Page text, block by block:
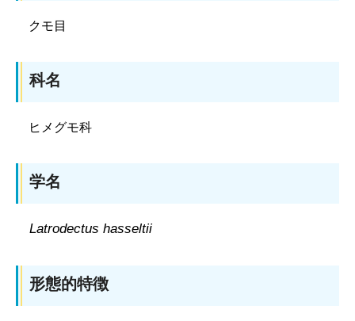
クモ目
科名
ヒメグモ科
学名
Latrodectus hasseltii
形態的特徴